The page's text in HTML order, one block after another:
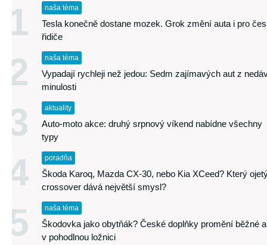
1 naša téma
Tesla konečně dostane mozek. Grok změní auta i pro
řidiče
2 naša téma
Vypadají rychleji než jedou: Sedm zajímavých aut z
minulosti
3 aktuality
Auto-moto akce: druhý srpnový víkend nabídne všechny
typy
4 poradňa
Škoda Karoq, Mazda CX-30, nebo Kia XCeed? Který
crossover dává největší smysl?
5 naša téma
Škodovka jako obytňák? České doplňky promění běžné
v pohodlnou ložnici